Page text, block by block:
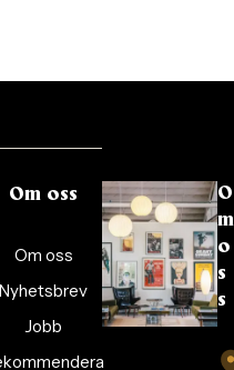
Om oss
Om oss
Nyhetsbrev
Jobb
O
m
o
s
s